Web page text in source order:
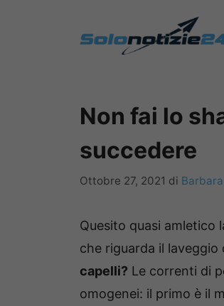
Non fai lo
succedere
Ottobre 27, 2021 di
Quesito quasi amletico
che riguarda il laveggio
capelli? Le correnti di
omogenei: il primo è il